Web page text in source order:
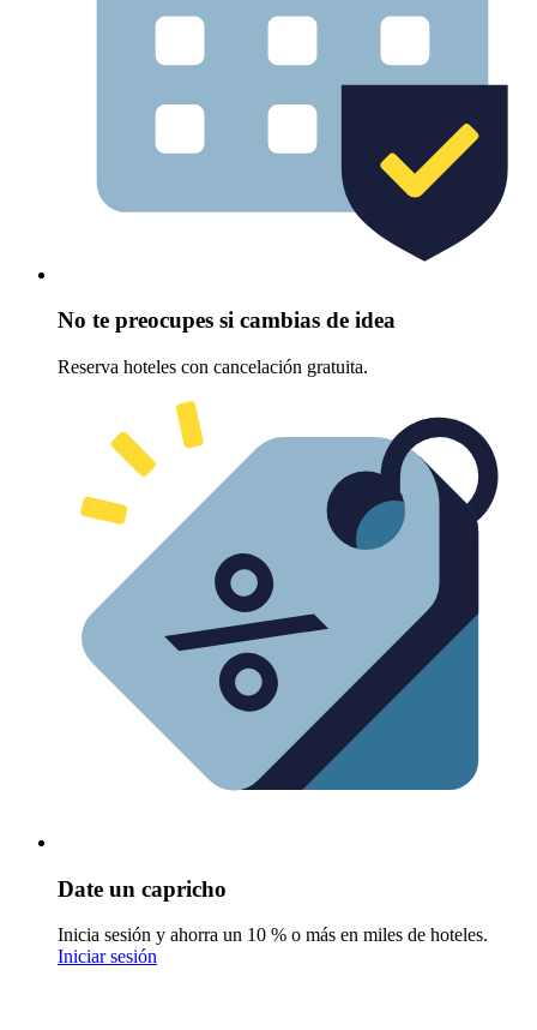
No te preocupes si cambias de idea
Reserva hoteles con cancelación gratuita.
Date un capricho
Inicia sesión y ahorra un 10 % o más en miles de hoteles.
Iniciar sesión